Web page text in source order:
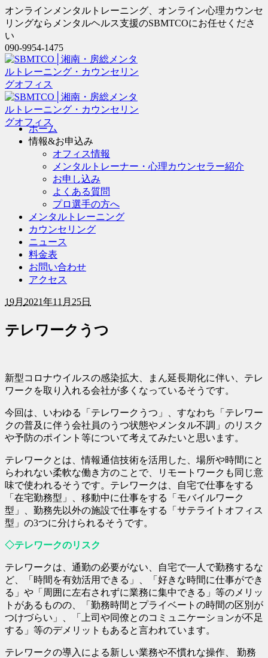
オンラインメンタルトレーニング、オンライン心理カウンセ
リングならメンタルヘルス支援のSBMTCOにお任せくださ
い
090-9954-1475
ホーム
情報&お申込み
オフィス情報
メンタルトレーナー・心理カウンセラー紹介
お申し込み
よくある質問
プロ選手の方へ
メンタルトレーニング
カウンセリング
ニュース
料金表
お問い合わせ
アクセス
19月 2021年11月25日
テレワークうつ
新型コロナウイルスの感染拡大、まん延長期化に伴い、テレ
ワークを取り入れる会社が多くなっているそうです。
今回は、いわゆる「テレワークうつ」、すなわち「テレワー
クの普及に伴う会社員のうつ状態やメンタル不調」のリスク
や予防のポイント等について考えてみたいと思います。
テレワークとは、情報通信技術を活用した、場所や時間にと
らわれない柔軟な働き方のことで、リモートワークも同じ意
味で使われるそうです。テレワークは、自宅で仕事をする
「在宅勤務型」、移動中に仕事をする「モバイルワーク
型」、勤務先以外の施設で仕事をする「サテライトオフィス
型」の3つに分けられるそうです。
◇テレワークのリスク
テレワークは、通勤の必要がない、自宅で一人で勤務するな
ど、「時間を有効活用できる」、「好きな時間に仕事ができ
る」や「周囲に左右されずに業務に集中できる」等のメリッ
トがあるものの、「勤務時間とプライベートの時間の区別が
つけづらい」、「上司や同僚とのコミュニケーションが不足
する」等のデメリットもあると言われています。
テレワークの導入による新しい業務や不慣れな操作、 勤務